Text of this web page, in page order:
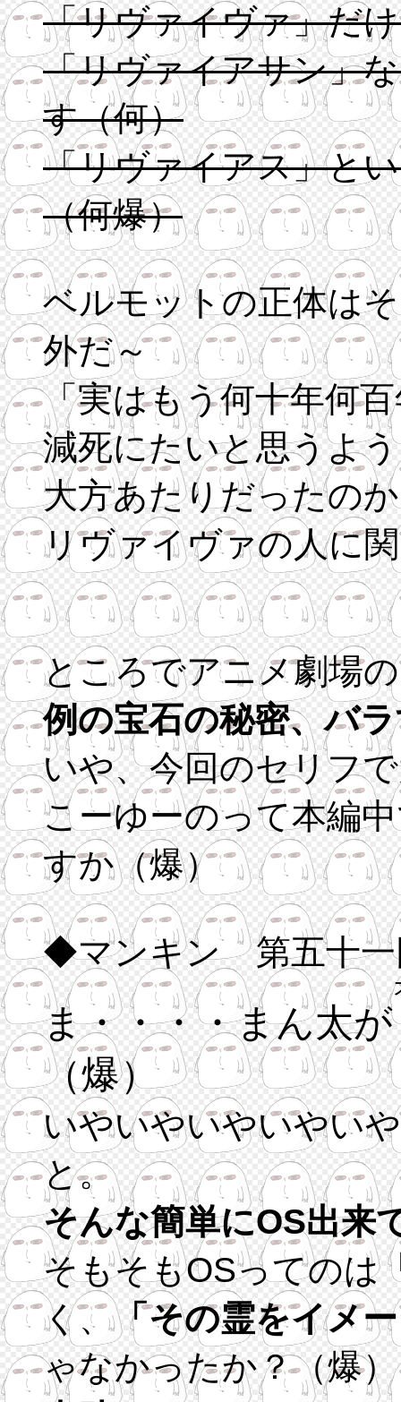
「リヴァイヴァ」だ
「リヴァイアサン」
す（何）
「リヴァイアス」と
（何爆）
ベルモットの正体は
外だ～
「実はもう何十年何
減死にたいと思うよ
大方あたりだったの
リヴァイヴァの人に
ところでアニメ劇場
例の宝石の秘密、バ
いや、今回のセリフ
こーゆーのって本編
すか（爆）
◆マンキン 第五十一
ま・・・・まん太が
（爆）
いやいやいやいやい
と。
そんな簡単にOS出来
そもそもOSってのは
く、「その霊をイメ
ゃなかったか？（爆）